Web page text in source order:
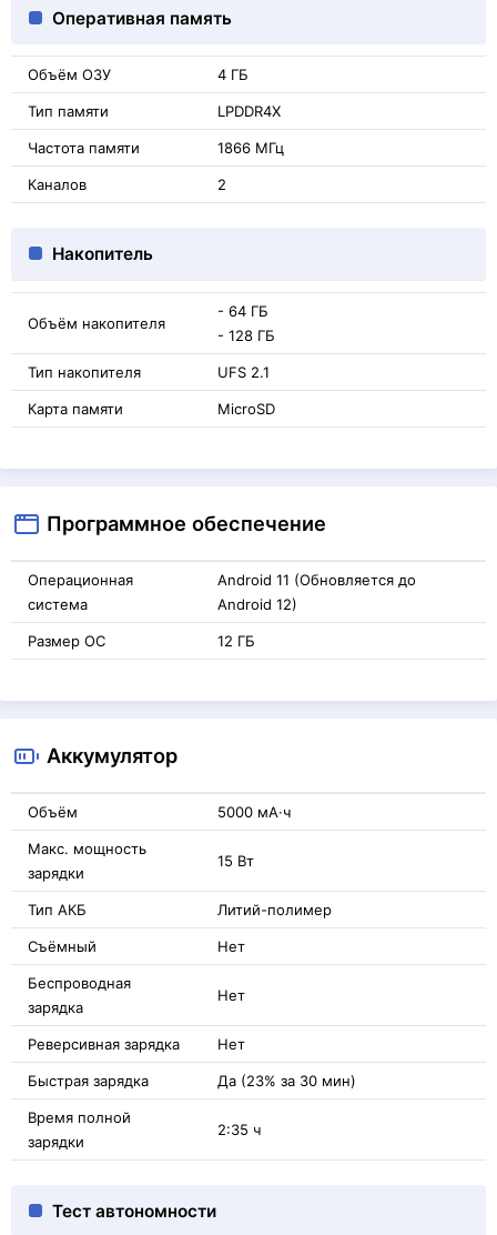
Оперативная память
Объём ОЗУ 4 ГБ
Тип памяти LPDDR4X
Частота памяти 1866 МГц
Каналов 2
Накопитель
Объём накопителя
- 64 ГБ
- 128 ГБ
Тип накопителя UFS 2.1
Карта памяти MicroSD
Программное обеспечение
Операционная
система
Android 11 (Обновляется до
Android 12)
Размер ОС 12 ГБ
Аккумулятор
Объём 5000 мА·ч
Макс. мощность
зарядки
15 Вт
Тип АКБ Литий-полимер
Съёмный Нет
Беспроводная
зарядка
Нет
Реверсивная зарядка Нет
Быстрая зарядка Да (23% за 30 мин)
Время полной
зарядки
2:35 ч
Тест автономности